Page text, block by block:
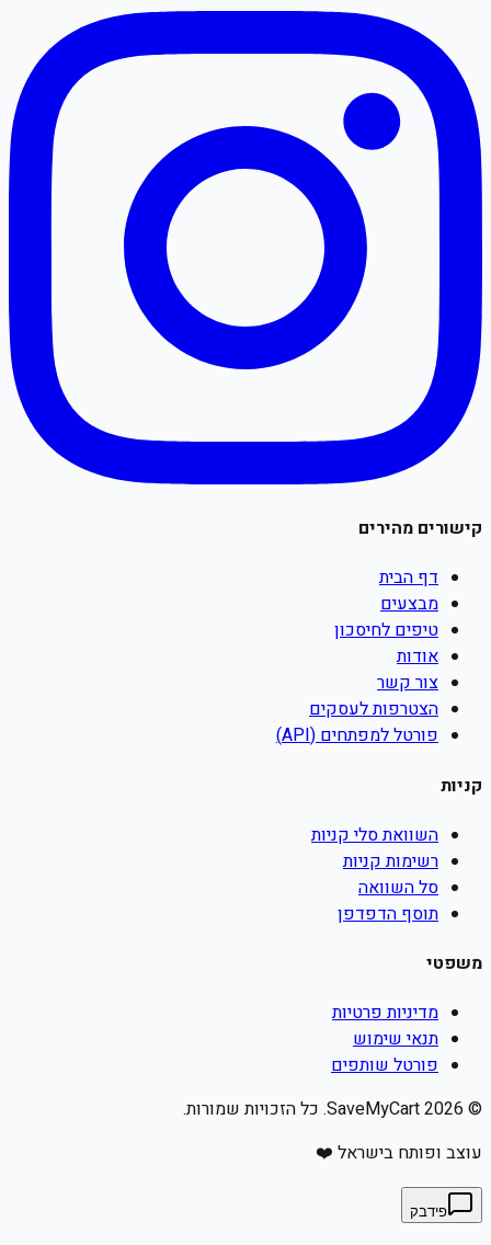
קישורים מהירים
דף הבית
מבצעים
טיפים לחיסכון
אודות
צור קשר
הצטרפות לעסקים
פורטל למפתחים (API)
קניות
השוואת סלי קניות
רשימות קניות
סל השוואה
תוסף הדפדפן
משפטי
מדיניות פרטיות
תנאי שימוש
פורטל שותפים
©
2026
עוצב ופותח בישראל ❤️
פידבק